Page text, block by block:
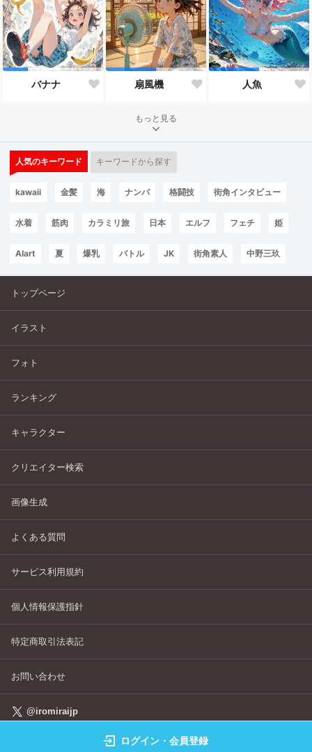
バナナ 扇風機 人魚
もっと見る
人気のキーワード キーワードから探す
kawaii 金髪 海 ナンパ 格闘技 街角インタビュー
水着 筋肉 カラミリ旅 日本 エルフ フェチ 姫
AIart 夏 爆乳 バトル JK 街角素人 中野三玖
トップページ
イラスト
フォト
ランキング
キャラクター
クリエイター検索
画像生成
よくある質問
サービス利用規約
個人情報保護指針
特定商取引法表記
お問い合わせ
@iromiraijp
©IROMIRAI Cosplayers Archive All Right's Reserved.
ログイン・会員登録